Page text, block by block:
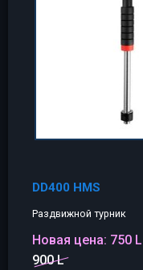
DD400 HMS
Раздвижной турник
Новая цена: 750 L
900 L